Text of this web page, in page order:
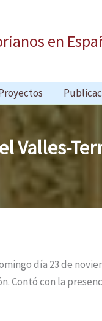
en
Valles-
día 23 de
Contó con la